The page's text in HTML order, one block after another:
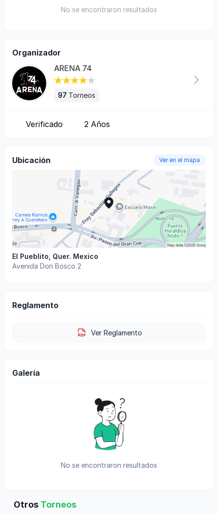
No se encontraron resultados
Organizador
ARENA 74
97 Torneos
Verificado 2 Años
Ubicación Ver en el mapa
El Pueblito Quer. Mexico
Avenida Don Bosco 2
Reglamento
Ver Reglamento
Galería
No se encontraron resultados
Otros Torneos